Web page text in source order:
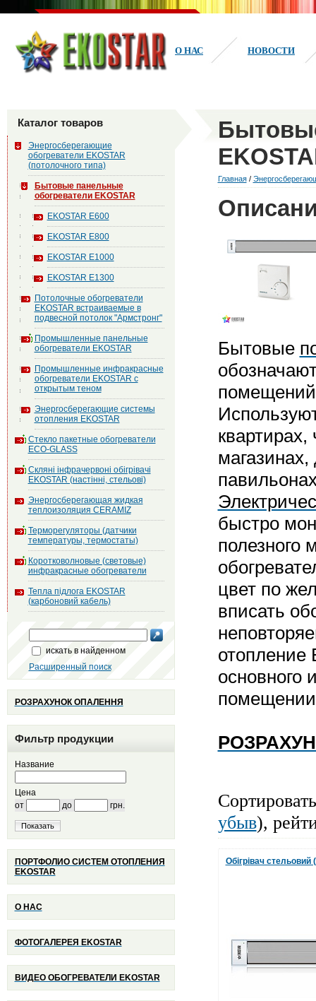
О НАС НОВОСТИ
Каталог товаров
Энергосберегающие
обогреватели EKOSTAR
(потолочного типа)
Бытовые панельные
обогреватели EKOSTAR
EKOSTAR Е600
EKOSTAR Е800
EKOSTAR Е1000
EKOSTAR Е1300
Потолочные обогреватели
EKOSTAR встраиваемые в
подвесной потолок "Армстронг"
Промышленные панельные
обогреватели EKOSTAR
Промышленные инфракрасные
обогреватели EKOSTAR с
открытым теном
Энергосберегающие системы
отопления EKOSTAR
Стекло пакетные обогреватели
ECO-GLASS
Скляні інфрачервоні обігрівачі
EKOSTAR (настінні, стельові)
Энергосберегающая жидкая
теплоизоляция CERAMIZ
Терморегуляторы (датчики
температуры, термостаты)
Коротковолновые (световые)
инфракрасные обогреватели
Тепла підлога EKOSTAR
(карбоновий кабель)
искать в найденном
Расширенный поиск
РОЗРАХУНОК ОПАЛЕННЯ
Фильтр продукции
Название
Цена
от
до грн.
Показать
ПОРТФОЛИО СИСТЕМ ОТОПЛЕНИЯ
EKOSTAR
О НАС
ФОТОГАЛЕРЕЯ EKOSTAR
ВИДЕО ОБОГРЕВАТЕЛИ EKOSTAR
Главная/
Бытовые
помещений
быстро
полезного
цвет по
вписать
отопление
основного
убыв),
Обігрівач